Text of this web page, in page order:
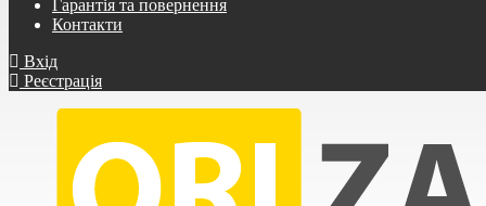
Гарантія та повернення
Контакти
Вхід
Реєстрація